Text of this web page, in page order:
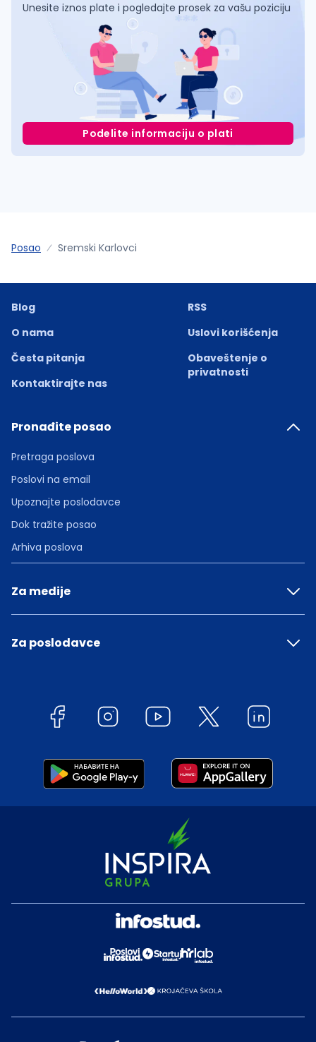
Unesite iznos plate i pogledajte prosek za vašu poziciju
Podelite informaciju o plati
Posao Sremski Karlovci
Blog
O nama
Česta pitanja
Kontaktirajte nas
RSS
Uslovi korišćenja
Obaveštenje o
privatnosti
Pronađite posao
Pretraga poslova
Poslovi na email
Upoznajte poslodavce
Dok tražite posao
Arhiva poslova
Za medije
Za poslodavce